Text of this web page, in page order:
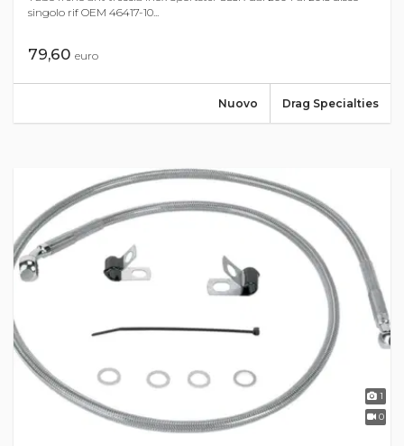
singolo rif OEM 46417-10...
79,60 euro
Drag Specialties
Nuovo
1
0